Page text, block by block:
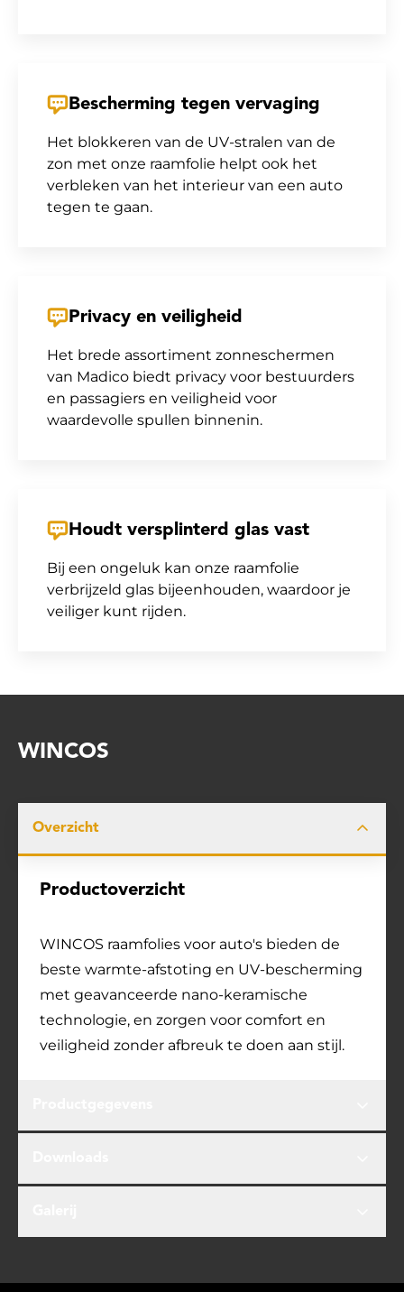
Bescherming tegen vervaging
Het blokkeren van de UV-stralen van de
zon met onze raamfolie helpt ook het
verbleken van het interieur van een auto
tegen te gaan.
Privacy en veiligheid
Het brede assortiment zonneschermen
van Madico biedt privacy voor bestuurders
en passagiers en veiligheid voor
waardevolle spullen binnenin.
Houdt versplinterd glas vast
Bij een ongeluk kan onze raamfolie
verbrijzeld glas bijeenhouden, waardoor je
veiliger kunt rijden.
WINCOS
Overzicht
Productoverzicht
WINCOS raamfolies voor auto's bieden de
beste warmte-afstoting en UV-bescherming
met geavanceerde nano-keramische
technologie, en zorgen voor comfort en
veiligheid zonder afbreuk te doen aan stijl.